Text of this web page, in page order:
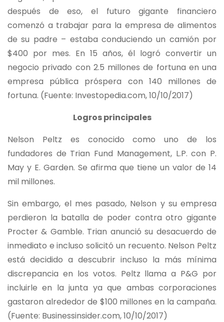
después de eso, el futuro gigante financiero
comenzó a trabajar para la empresa de alimentos
de su padre – estaba conduciendo un camión por
$400 por mes. En 15 años, él logró convertir un
negocio privado con 2.5 millones de fortuna en una
empresa pública próspera con 140 millones de
fortuna. (Fuente: Investopedia.com, 10/10/2017)
Logros principales
Nelson Peltz es conocido como uno de los
fundadores de Trian Fund Management, L.P. con P.
May y E. Garden. Se afirma que tiene un valor de 14
mil millones.
Sin embargo, el mes pasado, Nelson y su empresa
perdieron la batalla de poder contra otro gigante
Procter & Gamble. Trian anunció su desacuerdo de
inmediato e incluso solicitó un recuento. Nelson Peltz
está decidido a descubrir incluso la más mínima
discrepancia en los votos. Peltz llama a P&G por
incluirle en la junta ya que ambas corporaciones
gastaron alrededor de $100 millones en la campaña.
(Fuente: Businessinsider.com, 10/10/2017)